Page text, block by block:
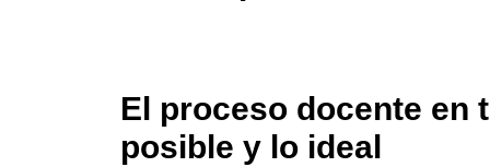
El proceso docente en
posible y lo ideal